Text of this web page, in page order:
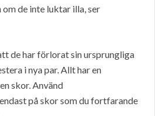
om de inte luktar illa, ser
de har förlorat sin ursprungliga
i nya par. Allt har en
skor. Använd
på skor som du fortfarande